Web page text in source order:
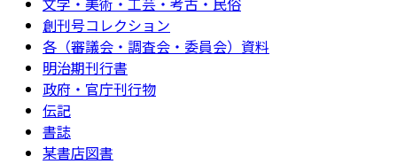
創刊号コレクション
各（審議会・調査会・委員会）資料
明治期刊行書
政府・官庁刊行物
伝記
書誌
某書店図書